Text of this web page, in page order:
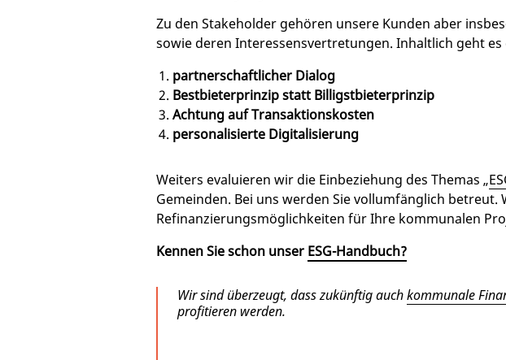
Zu den Stakeholder gehören unsere Kunden aber
sowie deren Interessensvertretungen. Inhaltlich geht
partnerschaftlicher Dialog
Bestbieterprinzip statt Billigstbieterprinzip
Achtung auf Transaktionskosten
personalisierte Digitalisierung
Weiters evaluieren wir die Einbeziehung des Themas „
Gemeinden. Bei uns werden Sie vollumfänglich
Refinanzierungsmöglichkeiten für Ihre kommunalen
Kennen Sie schon unser ESG-Handbuch?
Wir sind überzeugt, dass zukünftig auchkommunale
profitieren werden.